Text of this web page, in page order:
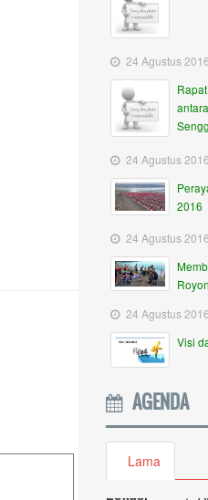
24 Agustus
24 Agustus
2016
24 Agustus
24 Agustus
Visi
AGENDA
Lama
Rapat Lagi
Waktu
Lokasi